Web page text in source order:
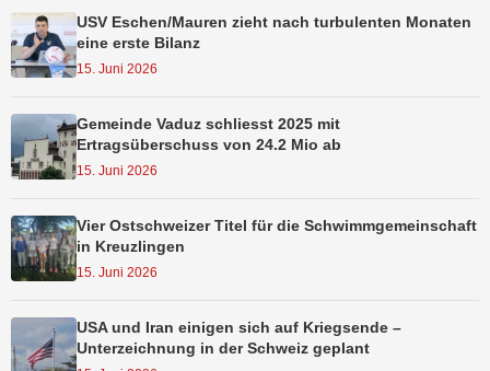
USV Eschen/Mauren zieht nach turbulenten Monaten
eine erste Bilanz
15. Juni 2026
Gemeinde Vaduz schliesst 2025 mit
Ertragsüberschuss von 24.2 Mio ab
15. Juni 2026
Vier Ostschweizer Titel für die Schwimmgemeinschaft
in Kreuzlingen
15. Juni 2026
USA und Iran einigen sich auf Kriegsende –
Unterzeichnung in der Schweiz geplant